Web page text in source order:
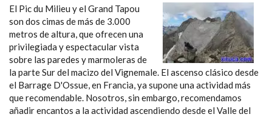
El Pic du Milieu y el Grand Tapou
son dos cimas de más de 3.000
metros de altura, que ofrecen una
privilegiada y espectacular vista
sobre las paredes y marmoleras de
la parte Sur del macizo del Vignemale. El ascenso clásico desde
el Barrage D'Ossue, en Francia, ya supone una actividad más
que recomendable. Nosotros, sin embargo, recomendamos
añadir encantos a la actividad ascendiendo desde el Valle del